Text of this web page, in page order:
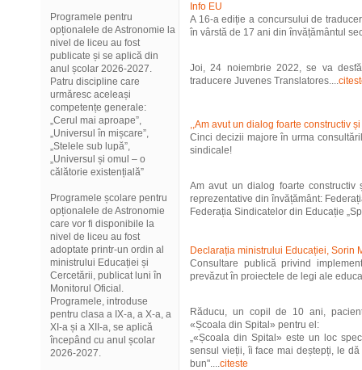
Programele pentru
opționalele de Astronomie la
nivel de liceu au fost
publicate și se aplică din
anul școlar 2026-2027.
Patru discipline care
urmăresc aceleași
competențe generale:
„Cerul mai aproape”,
„Universul în mișcare”,
„Stelele sub lupă”,
„Universul și omul – o
călătorie existențială”
Programele școlare pentru
opționalele de Astronomie
care vor fi disponibile la
nivel de liceu au fost
adoptate printr-un ordin al
ministrului Educației și
Cercetării, publicat luni în
Monitorul Oficial.
Programele, introduse
pentru clasa a IX-a, a X-a, a
XI-a și a XII-a, se aplică
începând cu anul școlar
2026-2027.
Info EU
A 16-a ediție a concursului de
în vârstă de 17 ani din învățământul
Joi, 24 noiembrie 2022, se va
traducere Juvenes Translatores....
,,Am avut un dialog foarte constructiv
Cinci decizii majore în urma
sindicale!
Am avut un dialog foarte
reprezentative din învățământ:
Federația Sindicatelor din Educație
Declarația ministrului Educației, Sorin
Consultare publică privind
prevăzut în proiectele de legi ale
Răducu, un copil de 10 ani,
«Școala din Spital» pentru el:
„«Școala din Spital» este un loc
sensul vieții, îi face mai deștepți, le
bun"....citeste